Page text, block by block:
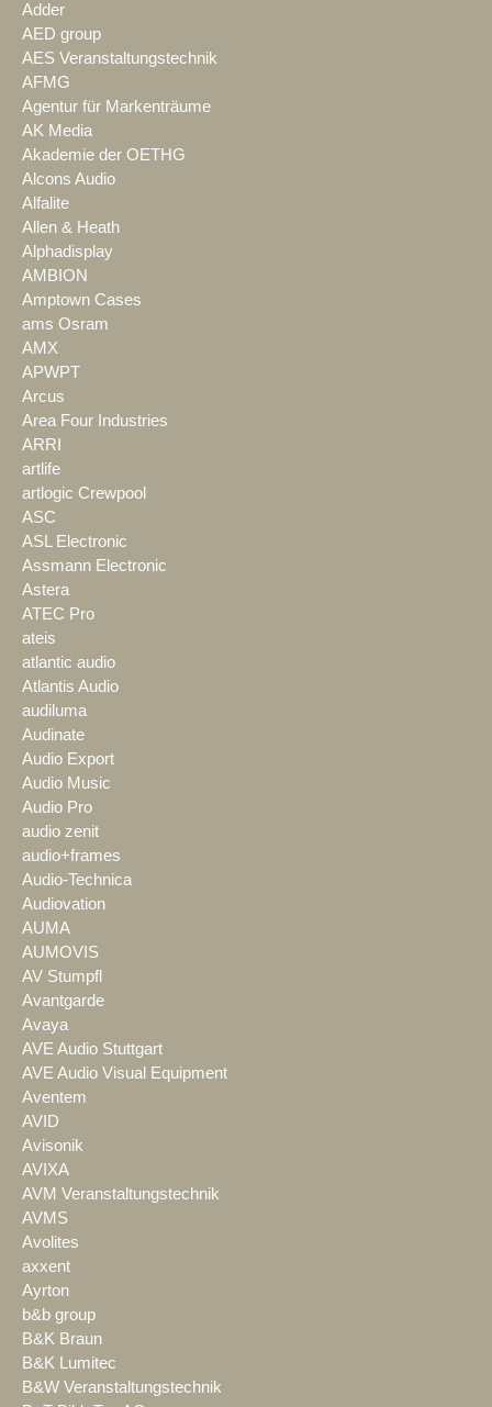
Adder
AED group
AES Veranstaltungstechnik
AFMG
Agentur für Markenträume
AK Media
Akademie der OETHG
Alcons Audio
Alfalite
Allen & Heath
Alphadisplay
AMBION
Amptown Cases
ams Osram
AMX
APWPT
Arcus
Area Four Industries
ARRI
artlife
artlogic Crewpool
ASC
ASL Electronic
Assmann Electronic
Astera
ATEC Pro
ateis
atlantic audio
Atlantis Audio
audiluma
Audinate
Audio Export
Audio Music
Audio Pro
audio zenit
audio+frames
Audio-Technica
Audiovation
AUMA
AUMOVIS
AV Stumpfl
Avantgarde
Avaya
AVE Audio Stuttgart
AVE Audio Visual Equipment
Aventem
AVID
Avisonik
AVIXA
AVM Veranstaltungstechnik
AVMS
Avolites
axxent
Ayrton
b&b group
B&K Braun
B&K Lumitec
B&W Veranstaltungstechnik